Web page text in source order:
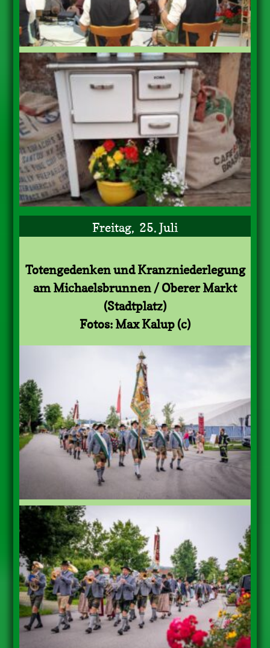
Freitag, 25. Juli
Totengedenken und Kranzniederlegung
am Michaelsbrunnen / Oberer Markt
(Stadtplatz)
Fotos: Max Kalup (c)